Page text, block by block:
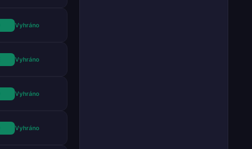
Vyhráno
Vyhráno
Vyhráno
Vyhráno